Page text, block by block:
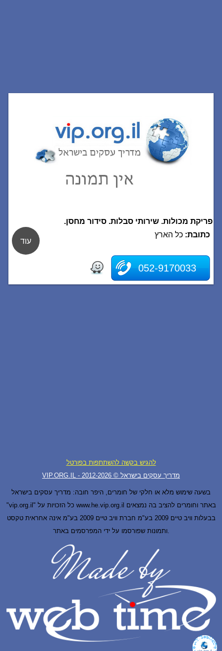
פריקת מכולות. שירותי סבלות. סידור מחסן.
כתובת: כל הארץ
052-9170033
עוד
להגיש בקשה להשתתפות בפורטל
VIP.ORG.IL - מדריך עסקים בישראל © 2012- 2026
בשעה שימוש מלא או חלקי של חומרים, היפר חובה: מדריך עסקים בישראל
"vip.org.il" כל הזכויות על www.he.vip.org.il באתר וחומרים להציב בה נמצאים
בבעלות וויב טיים 2009 בע"מ חברת וויב טיים 2009 בע"מ אינה אחראית טקסט
ותמונות שפורסמו על ידי המפרסמים באתר.